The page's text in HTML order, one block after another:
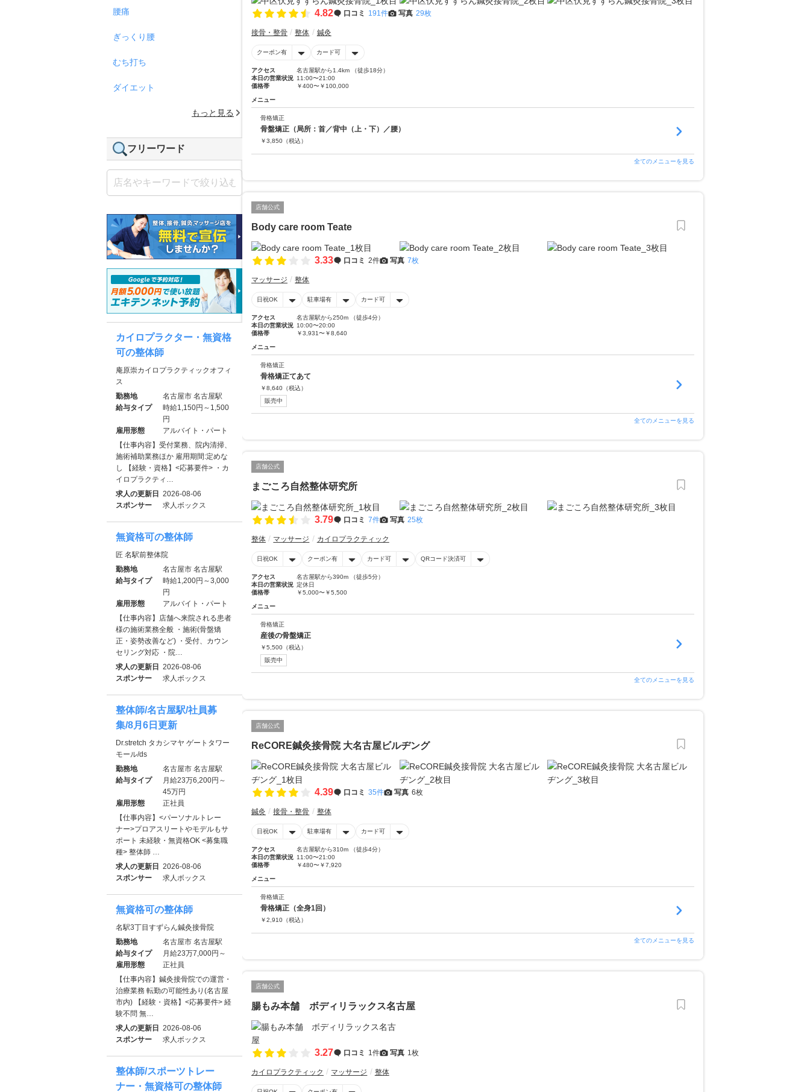
4.82 口コミ 191件 写真 29枚
接骨・整骨 整体 鍼灸
クーポン有 カード可
アクセス
名古屋駅から1.4km （徒歩18分）
本日の営業状況 11:00〜21:00
価格帯
￥400〜￥100,000
メニュー
骨格矯正
骨盤矯正（局所：首／背中（上・下）／腰）
￥3,850 （税込）
全てのメニューを見る
店舗公式
Body care room Teate
3.33 口コミ 2件 写真 7枚
マッサージ 整体
日祝OK 駐車場有 カード可
アクセス
名古屋駅から250m （徒歩4分）
本日の営業状況 10:00〜20:00
価格帯
￥3,931〜￥8,640
メニュー
骨格矯正
骨格矯正てあて
￥8,640 （税込）
販売中
全てのメニューを見る
店舗公式
まごころ自然整体研究所
3.79 口コミ 7件 写真 25枚
整体 マッサージ カイロプラクティック
日祝OK クーポン有 カード可 QRコード決済可
アクセス
名古屋駅から390m （徒歩5分）
本日の営業状況 定休日
価格帯
￥5,000〜￥5,500
メニュー
骨格矯正
産後の骨盤矯正
￥5,500 （税込）
販売中
全てのメニューを見る
店舗公式
ReCORE鍼灸接骨院 大名古屋ビルヂング
4.39 口コミ 35件 写真 6枚
鍼灸 接骨・整骨 整体
日祝OK 駐車場有 カード可
アクセス
名古屋駅から310m （徒歩4分）
本日の営業状況 11:00〜21:00
価格帯
￥480〜￥7,920
メニュー
骨格矯正
骨格矯正（全身1回）
￥2,910 （税込）
全てのメニューを見る
店舗公式
腸もみ本舗 ボディリラックス名古屋
3.27 口コミ 1件 写真 1枚
カイロプラクティック マッサージ 整体
腰痛
ぎっくり腰
むち打ち
ダイエット
もっと見る
フリーワード
カイロプラクター・無資格
可の整体師
庵原崇カイロプラクティックオフィ
ス
勤務地
名古屋市 名古屋駅
給与タイプ
時給1,150円～1,500
円
雇用形態
アルバイト・パート
【仕事内容】受付業務、院内清掃、
施術補助業務ほか 雇用期間:定めな
し 【経験・資格】<応募要件> ・カ
イロプラクティ…
求人の更新日 2026-08-06
スポンサー
求人ボックス
無資格可の整体師
匠 名駅前整体院
勤務地
名古屋市 名古屋駅
給与タイプ
時給1,200円～3,000
円
雇用形態
アルバイト・パート
【仕事内容】店舗へ来院される患者
様の施術業務全般 ・施術(骨盤矯
正・姿勢改善など) ・受付、カウン
セリング対応 ・院…
求人の更新日 2026-08-06
スポンサー
求人ボックス
整体師/名古屋駅/社員募
集/8月6日更新
Dr.stretch タカシマヤ ゲートタワー
モール/ds
勤務地
名古屋市 名古屋駅
給与タイプ
月給23万6,200円～
45万円
雇用形態
正社員
【仕事内容】<パーソナルトレー
ナー>プロアスリートやモデルもサ
ポート 未経験・無資格OK <募集職
種> 整体師 …
求人の更新日 2026-08-06
スポンサー
求人ボックス
無資格可の整体師
名駅3丁目すずらん鍼灸接骨院
勤務地
名古屋市 名古屋駅
給与タイプ
月給23万7,000円～
雇用形態
正社員
【仕事内容】鍼灸接骨院での運営・
治療業務 転勤の可能性あり(名古屋
市内) 【経験・資格】<応募要件> 経
験不問 無…
求人の更新日 2026-08-06
スポンサー
求人ボックス
整体師/スポーツトレー
ナー・無資格可の整体師